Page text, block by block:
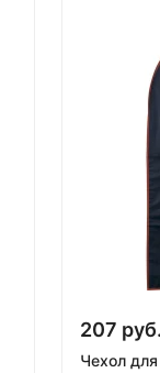
207 руб.
Чехол